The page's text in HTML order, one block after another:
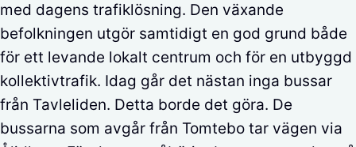
med dagens trafiklösning. Den växande
befolkningen utgör samtidigt en god grund både
för ett levande lokalt centrum och för en utbyggd
kollektivtrafik. Idag går det nästan inga bussar
från Tavleliden. Detta borde det göra. De
bussarna som avgår från Tomtebo tar vägen via